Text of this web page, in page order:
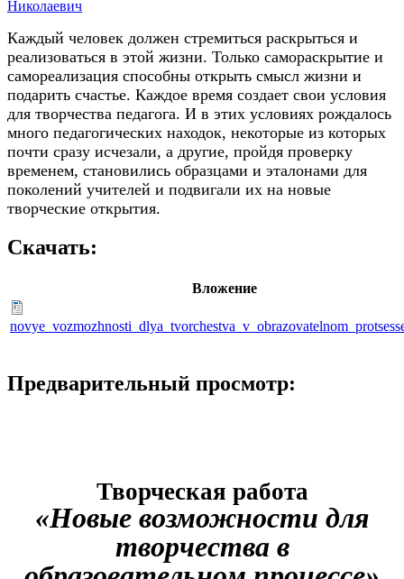
Николаевич
Каждый человек должен стремиться раскрыться и
реализоваться в этой жизни. Только самораскрытие и
самореализация способны открыть смысл жизни и
подарить счастье. Каждое время создает свои условия
для творчества педагога. И в этих условиях рождалось
много педагогических находок, некоторые из которых
почти сразу исчезали, а другие, пройдя проверку
временем, становились образцами и эталонами для
поколений учителей и подвигали их на новые
творческие открытия.
Скачать:
Вложение
Предварительный просмотр:
Творческая работа
«Новые возможности для
творчества в